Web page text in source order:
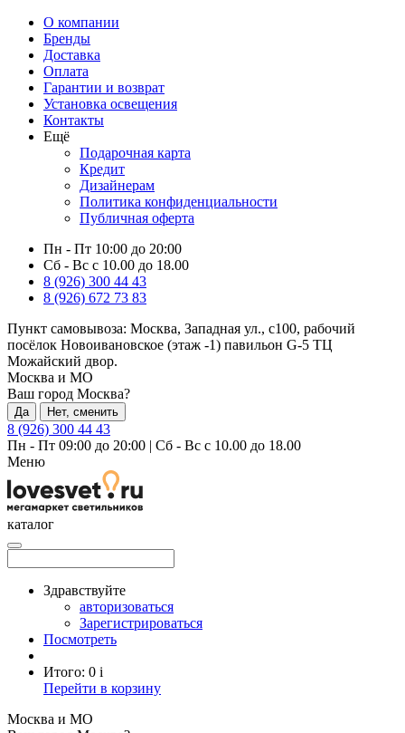
О компании
Бренды
Доставка
Оплата
Гарантии и возврат
Установка освещения
Контакты
Ещё
Подарочная карта
Кредит
Дизайнерам
Политика конфиденциальности
Публичная оферта
Пн - Пт 10:00 до 20:00
Сб - Вс с 10.00 до 18.00
8 (926) 300 44 43
8 (926) 672 73 83
Пункт самовывоза: Москва, Западная ул., с100, рабочий
посёлок Новоивановское (этаж -1) павильон G-5 ТЦ
Можайский двор.
Москва и МО
Ваш город Москва?
Да Нет, сменить
8 (926) 300 44 43
Пн - Пт 09:00 до 20:00 | Сб - Вс с 10.00 до 18.00
Меню
каталог
Здравствуйте
авторизоваться
Зарегистрироваться
Посмотреть
Итого: 0 i
Перейти в корзину
Москва и МО